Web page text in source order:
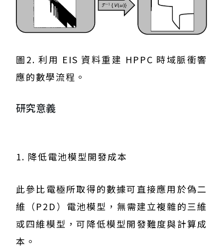
圖2. 利用 EIS 資料重建 HPPC 時域脈衝響
應的數學流程。
研究意義
1. 降低電池模型開發成本
此參比電極所取得的數據可直接應用於偽二
維（P2D）電池模型，無需建立複雜的三維
或四維模型，可降低模型開發難度與計算成
本。